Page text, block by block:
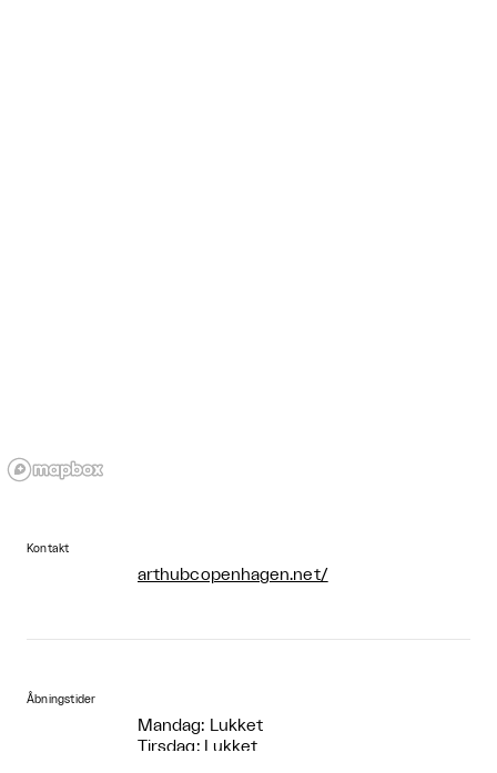
Kontakt
arthubcopenhagen.net/
Åbningstider
Mandag: Lukket
Tirsdag: Lukket